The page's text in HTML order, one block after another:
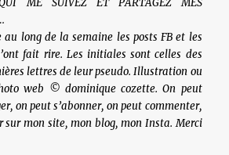
ME SUIVEZ ET PARTAGEZ MES
au long de la semaine les posts FB et les
fait rire. Les initiales sont celles des
lettres de leur pseudo. Illustration ou
web © dominique cozette. On peut
on peut s’abonner, on peut commenter,
sur mon site, mon blog, mon Insta. Merci